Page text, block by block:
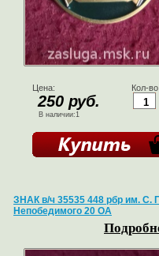
Цена:
250 руб.
В наличии:1
Кол-
ЗНАК в/ч 35535 448 рбр им. С.
Непобедимого 20 ОА